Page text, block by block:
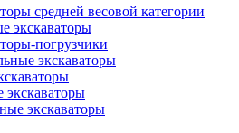
средней весовой категории
экскаваторы
погрузчики
экскаваторы
экскаваторы
экскаваторы